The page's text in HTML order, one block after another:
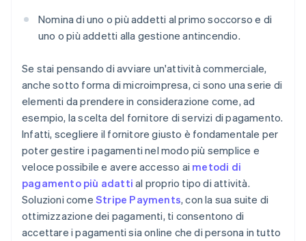
Nomina di uno o più addetti al primo soccorso e di
uno o più addetti alla gestione antincendio.
Se stai pensando di avviare un'attività commerciale,
anche sotto forma di microimpresa, ci sono una serie di
elementi da prendere in considerazione come, ad
esempio, la scelta del fornitore di servizi di pagamento.
Infatti, scegliere il fornitore giusto è fondamentale per
poter gestire i pagamenti nel modo più semplice e
veloce possibile e avere accesso ai metodi di
pagamento più adatti al proprio tipo di attività.
Soluzioni come Stripe Payments, con la sua suite di
ottimizzazione dei pagamenti, ti consentono di
accettare i pagamenti sia online che di persona in tutto